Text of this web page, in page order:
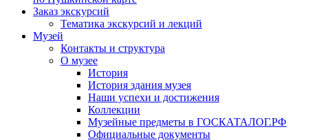
Заказ экскурсий
Тематика экскурсий и лекций
Музей
Контакты и структура
О музее
История
История здания музея
Наши успехи и достижения
Коллекции
Музейные предметы в ГОСКАТАЛОГ.РФ
Официальные документы